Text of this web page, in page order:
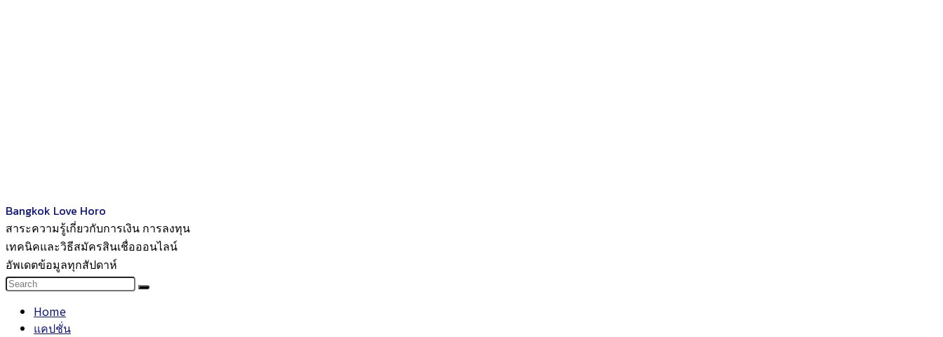
Bangkok Love Horo
สาระความรู้เกี่ยวกับการเงิน การลงทุน
เทคนิคและวิธีสมัครสินเชื่อออนไลน์
อัพเดตข้อมูลทุกสัปดาห์
Home
แคปชั่น